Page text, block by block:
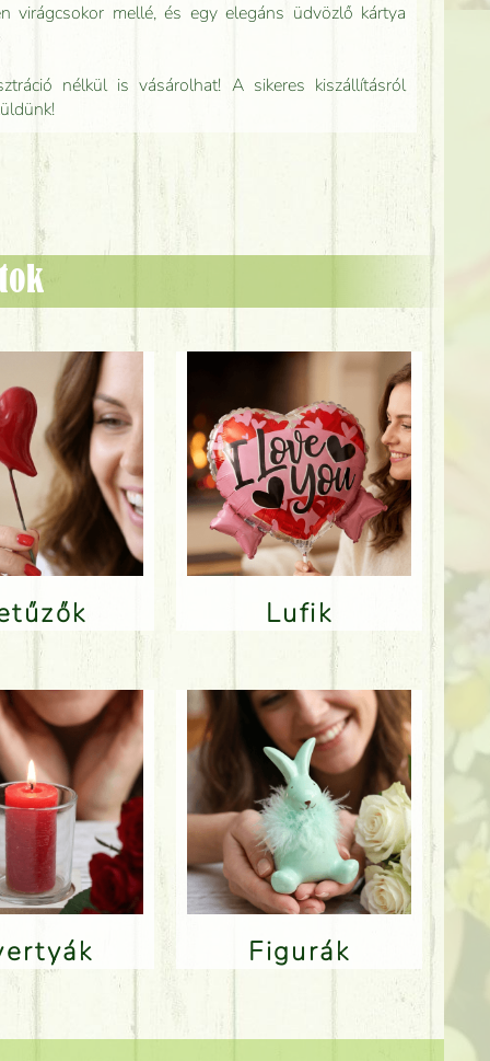
virágcsokor mellé, és egy elegáns üdvözlő kártya
nélkül is vásárolhat! A sikeres kiszállításról
Lufik
Figurák